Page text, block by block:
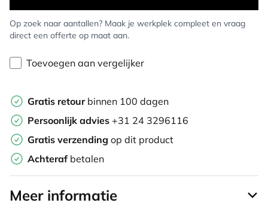
Op zoek naar aantallen? Maak je werkplek compleet en vraag
direct een offerte op maat aan.
Toevoegen aan vergelijker
Gratis retourbinnen 100 dagen
Persoonlijk advies +31 24 3296116
Gratis verzending op dit product
Achteraf betalen
Meer informatie